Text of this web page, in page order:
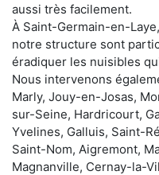
aussi très facilement.
À Saint-Germain-en-
notre structure sont
éradiquer les nuisibles
Nous intervenons
Marly, Jouy-en-Josas,
sur-Seine, Hardricourt,
Yvelines, Galluis, Saint-
Saint-Nom, Aigremont,
Magnanville, Cernay-la-